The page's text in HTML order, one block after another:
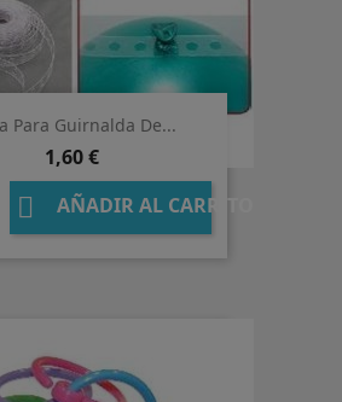
Para Guirnalda De...
Precio
1,60 €
 AÑADIR AL CARRITO